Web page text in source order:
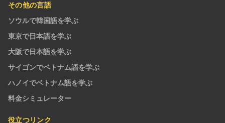
その他の言語
ソウルで韓国語を学ぶ
東京で日本語を学ぶ
大阪で日本語を学ぶ
サイゴンでベトナム語を学ぶ
ハノイでベトナム語を学ぶ
料金シミュレーター
役立つリンク